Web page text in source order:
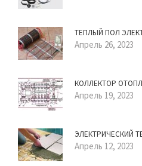
ТЕПЛЫЙ ПОЛ
Апрель 26, 2023
КОЛЛЕКТОР
Апрель 19, 2023
ЭЛЕКТРИЧЕСКИЙ
Апрель 12, 2023